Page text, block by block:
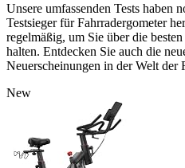
Unsere umfassenden Tests haben
Testsieger für Fahrradergometer
regelmäßig, um Sie über die
halten. Entdecken Sie auch die
Neuerscheinungen in der Welt der
New